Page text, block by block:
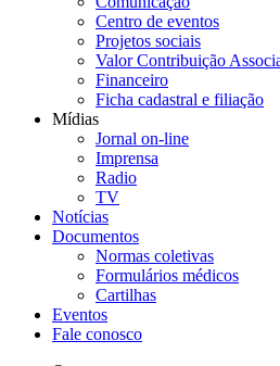
Centro de eventos
Projetos sociais
Valor Contribuição
Financeiro
Ficha cadastral e filiação
Mídias
Jornal on-line
Imprensa
Radio
TV
Notícias
Documentos
Normas coletivas
Formulários médicos
Cartilhas
Eventos
Fale conosco